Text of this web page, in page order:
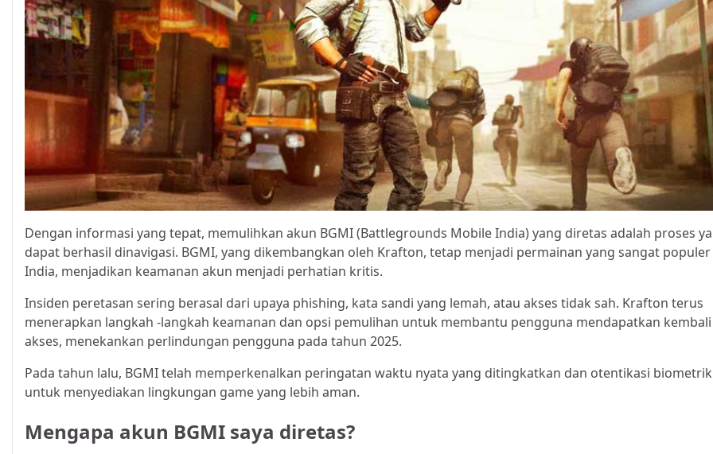
Dengan informasi yang tepat, memulihkan akun BGMI (Battlegrounds Mobile India) yang diretas adalah proses
dapat berhasil dinavigasi. BGMI, yang dikembangkan oleh Krafton, tetap menjadi permainan yang sangat populer
India, menjadikan keamanan akun menjadi perhatian kritis.
Insiden peretasan sering berasal dari upaya phishing, kata sandi yang lemah, atau akses tidak sah. Krafton terus
menerapkan langkah -langkah keamanan dan opsi pemulihan untuk membantu pengguna mendapatkan kembali
akses, menekankan perlindungan pengguna pada tahun 2025.
Pada tahun lalu, BGMI telah memperkenalkan peringatan waktu nyata yang ditingkatkan dan otentikasi biometrik
untuk menyediakan lingkungan game yang lebih aman.
Mengapa akun BGMI saya diretas?